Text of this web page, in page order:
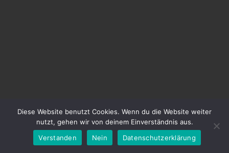
Diese Website benutzt Cookies. Wenn du die Website weiter
nutzt, gehen wir von deinem Einverständnis aus.
Verstanden
Nein Datenschutzerklärung